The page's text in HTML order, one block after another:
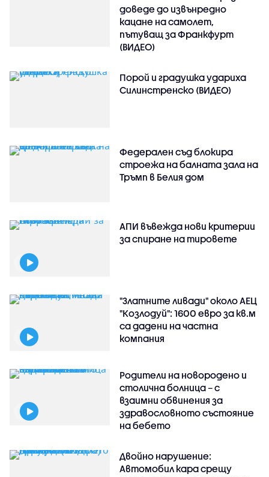
доведе до извънредно
кацане на самолет,
пътуващ за Франкфурт
(ВИДЕО)
Порой и градушка удариха
Силинстренско (ВИДЕО)
Федерален съд блокира
строежа на балната зала на
Тръмп в Белия дом
АПИ въвежда нови критерии
за спиране на тировете
"Златните ливади" около АЕЦ
"Козлодуй": 1600 евро за кв.м
са дадени на частна
компания
Родители на новородено и
столична болница – с
взаимни обвинения за
здравословното състояние
на бебето
Двойно нарушение:
Автомобил кара срещу